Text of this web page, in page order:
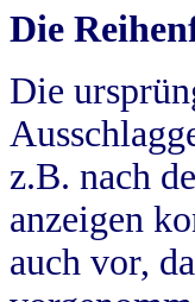
Die
Die
z.B. nach
anzeigen
auch vor,